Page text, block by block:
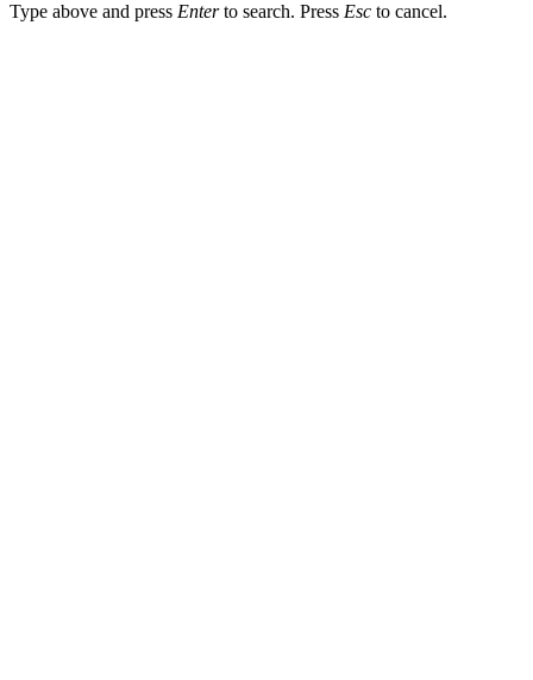
Type above and press Enterto search. Press Esc to cancel.